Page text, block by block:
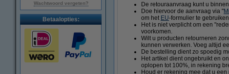
Wachtwoord vergeten?
Betaalopties:
De retouraanvraag kunt u
Doe hiervoor de aanvraag via "
om het EU-formulier te
Het is niet verplicht om een
voorkomen.
Wilt u producten retourneren
kunnen verwerken. Voeg altijd
De bestelling dient zo spoedig
Het artikel dient ongebruikt en
oplopen tot 100%, in rekening
Houd er rekening mee dat u